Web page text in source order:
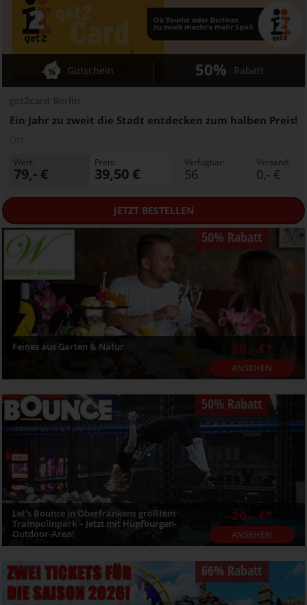
Ein Jahr zu zweit die Stadt entdecken zum halben Preis!
Gutschein 50% Rabatt
Wert:
79,- €
Preis:
39,50 €
Verfügbar:
56
Versand:
0,- €
JETZTBESTELLEN
50% Rabatt
Feines aus Garten & Natur 20,- €*
ANSEHEN
50% Rabatt
Let's Bounce in Oberfrankens größtem
Trampolinpark – Jetzt mit Hüpfburgen-
Outdoor-Area!
20,- €*
ANSEHEN
66% Rabatt